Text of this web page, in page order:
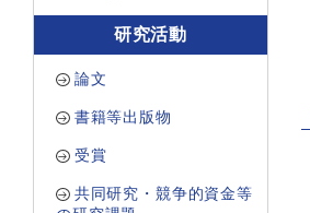
研究活動
論文
書籍等出版物
受賞
共同研究・競争的資金等